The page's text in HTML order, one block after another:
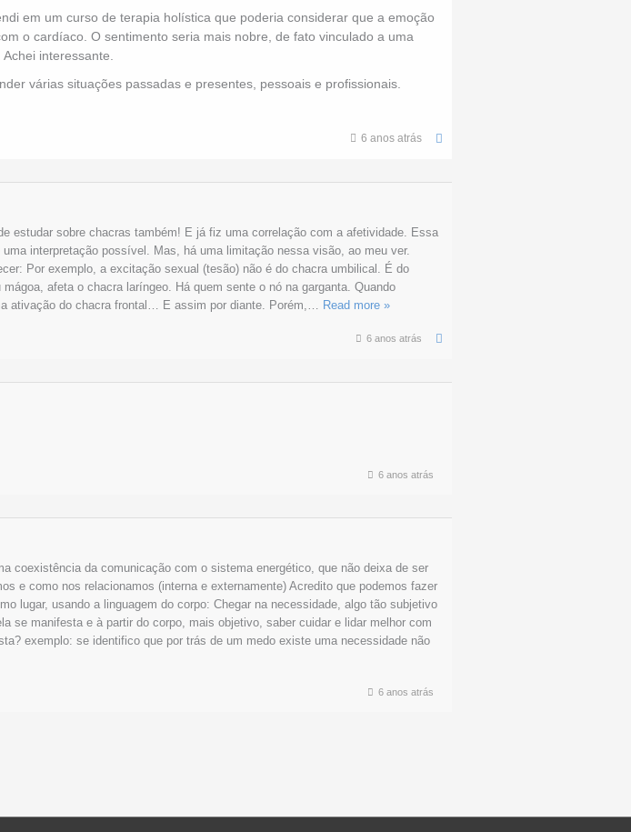
em um curso de terapia holística que poderia considerar que a emoção
o cardíaco. O sentimento seria mais nobre, de fato vinculado a uma
interessante.
várias situações passadas e presentes, pessoais e profissionais.
6 anos atrás
estudar sobre chacras também! E já fiz uma correlação com a afetividade. Essa
interpretação possível. Mas, há uma limitação nessa visão, ao meu ver.
Por exemplo, a excitação sexual (tesão) não é do chacra umbilical. É do
afeta o chacra laríngeo. Há quem sente o nó na garganta. Quando
ativação do chacra frontal… E assim por diante. Porém,
Read more »
6 anos atrás
6 anos atrás
coexistência da comunicação com o sistema energético, que não deixa de ser
e como nos relacionamos (interna e externamente) Acredito que podemos fazer
lugar, usando a linguagem do corpo: Chegar na necessidade, algo tão subjetivo
se manifesta e à partir do corpo, mais objetivo, saber cuidar e lidar melhor com
exemplo: se identifico que por trás de um medo existe uma necessidade não
6 anos atrás